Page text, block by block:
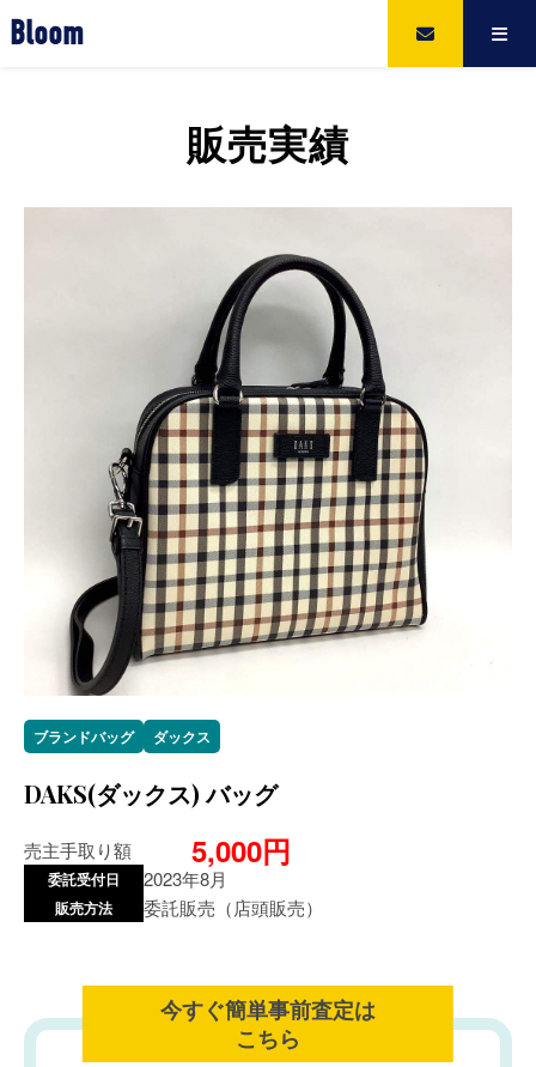
Bloom
販売実績
ブランドバッグ ダックス
DAKS(ダックス) バッグ
売主手取り額 5,000円
委託受付日 2023年8月
販売方法 委託販売（店頭販売）
今すぐ簡単事前査定は
こちら